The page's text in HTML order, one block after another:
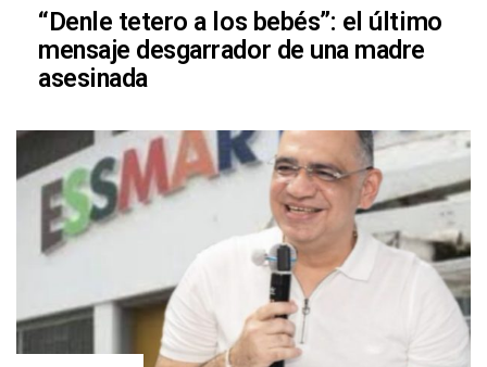
“Denle tetero a los bebés”: el último
mensaje desgarrador de una madre
asesinada